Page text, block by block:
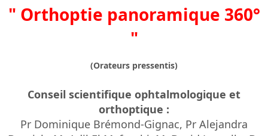
" Orthoptie panoramique 360°
"
(Orateurs pressentis)
Conseil scientifique ophtalmologique et
orthoptique :
Pr Dominique Brémond-Gignac, Pr Alejandra